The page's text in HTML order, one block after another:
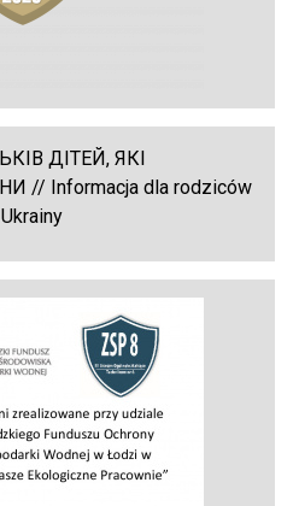
ДІТЕЙ, ЯКІ
// Informacja dla rodziców